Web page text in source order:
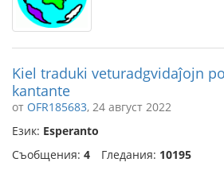
Kiel traduki veturadgvidaĵojn
kantante
от OFR185683, 24 август 2022
Език: Esperanto
Съобщения: 4 Гледания: 10195